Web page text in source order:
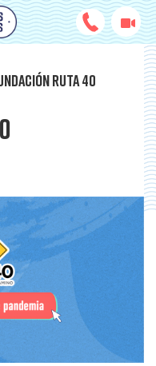
RUTA 40